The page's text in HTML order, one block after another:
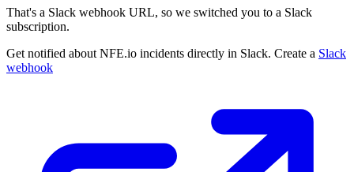
That's a Slack webhook URL, so we switched you to a Slack
subscription.
Get notified about NFE.io incidents directly in Slack. Create a Slack
webhook